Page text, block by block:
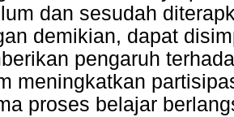
dan sesudah
demikian, dapat
pengaruh
meningkatkan
proses belajar